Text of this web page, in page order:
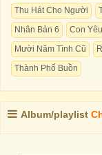
Thu Hát Cho Người
Nhân Bản 6
Con Yêu
Mười Năm Tình Cũ
Thành Phố Buồn
Album/playlist